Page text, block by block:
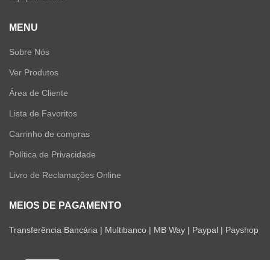
MENU
Sobre Nós
Ver Produtos
Área de Cliente
Lista de Favoritos
Carrinho de compras
Política de Privacidade
Livro de Reclamações Online
MEIOS DE PAGAMENTO
Transferência Bancária | Multibanco | MB Way | Paypal | Payshop